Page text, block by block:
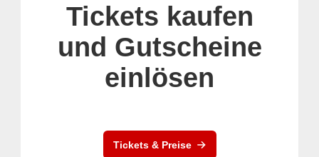
Tickets kaufen
und Gutscheine
einlösen
Tickets & Preise